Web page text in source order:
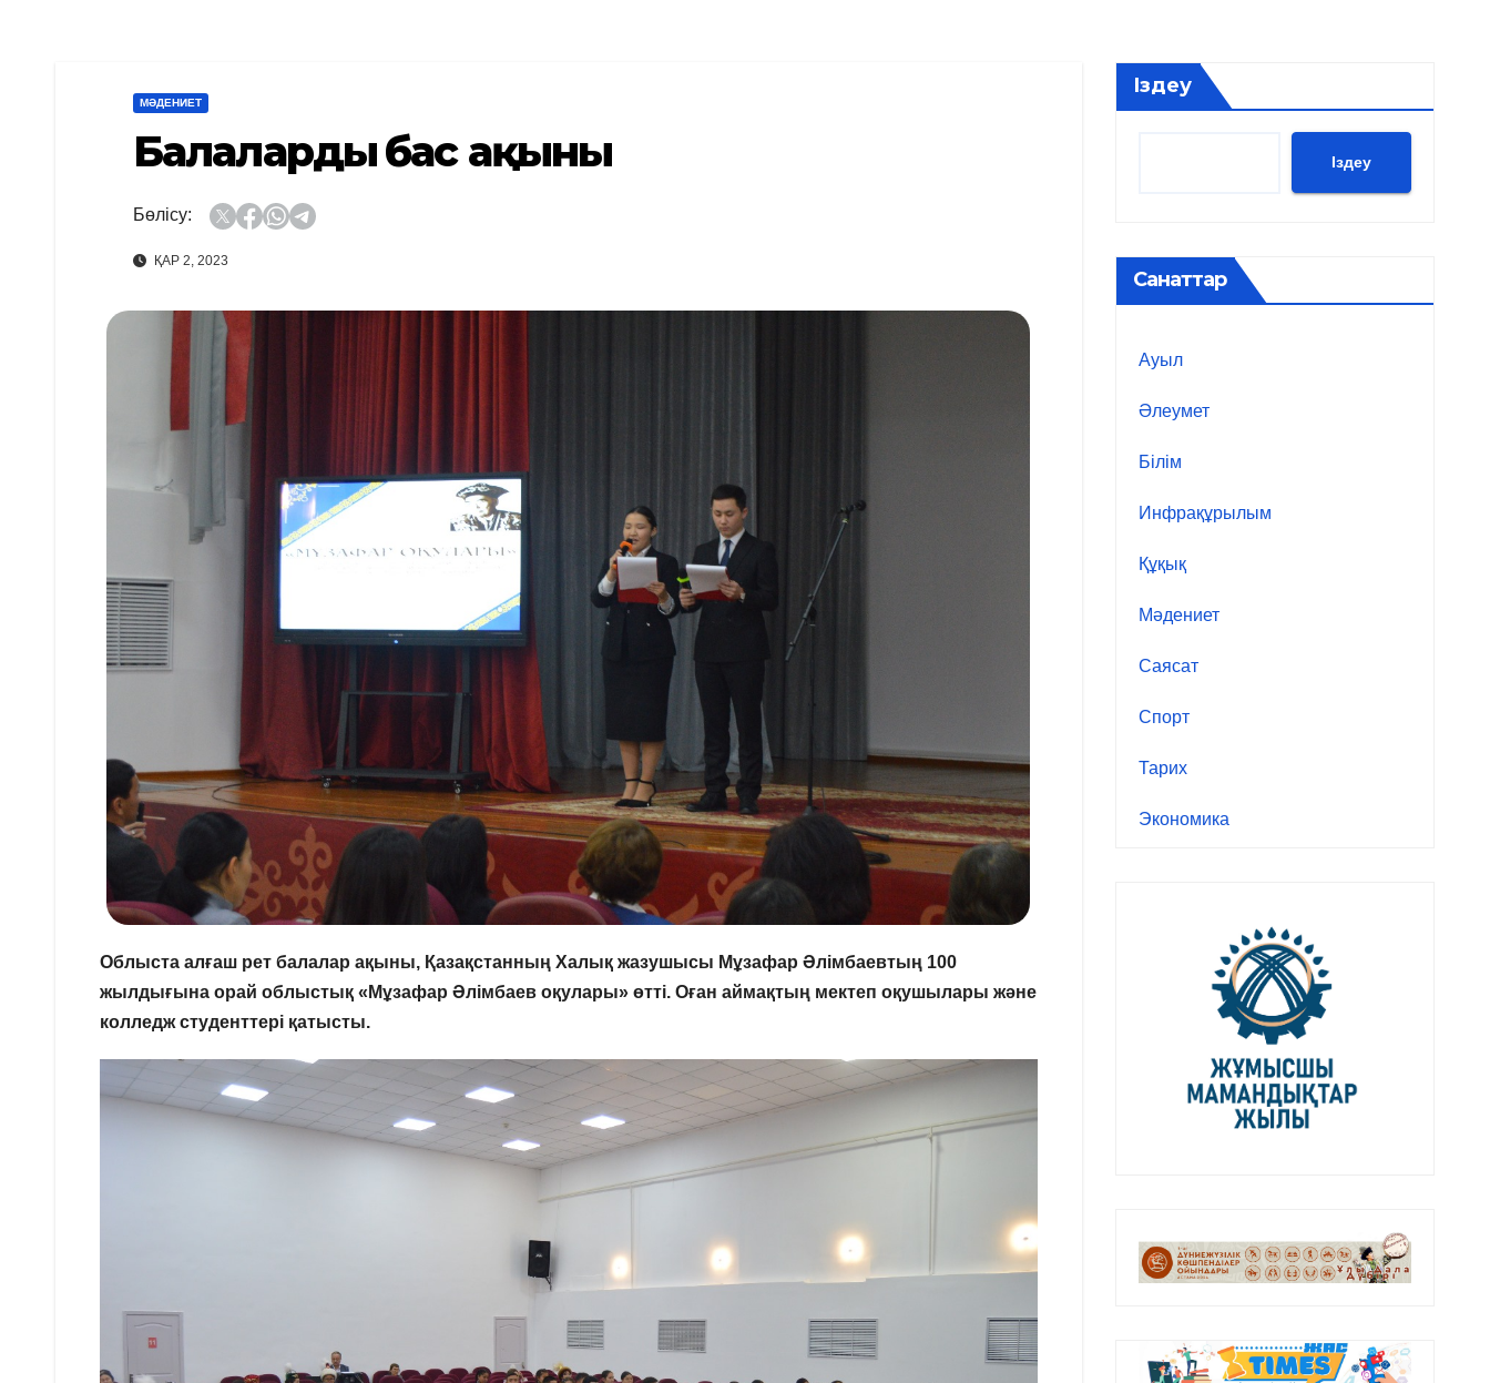
МӘДЕНИЕТ
Балалардың бас ақыны
Бөлісу:
ҚАР 2, 2023
Облыста алғаш рет балалар ақыны, Қазақстанның Халық жазушысы Мұзафар Әлімбаевтың 100
жылдығына орай облыстық «Мұзафар Әлімбаев оқулары» өтті. Оған аймақтың мектеп оқушылары және
колледж студенттері қатысты.
Іздеу
Іздеу
Санаттар
Ауыл
Әлеумет
Білім
Инфрақұрылым
Құқық
Мәдениет
Саясат
Спорт
Тарих
Экономика